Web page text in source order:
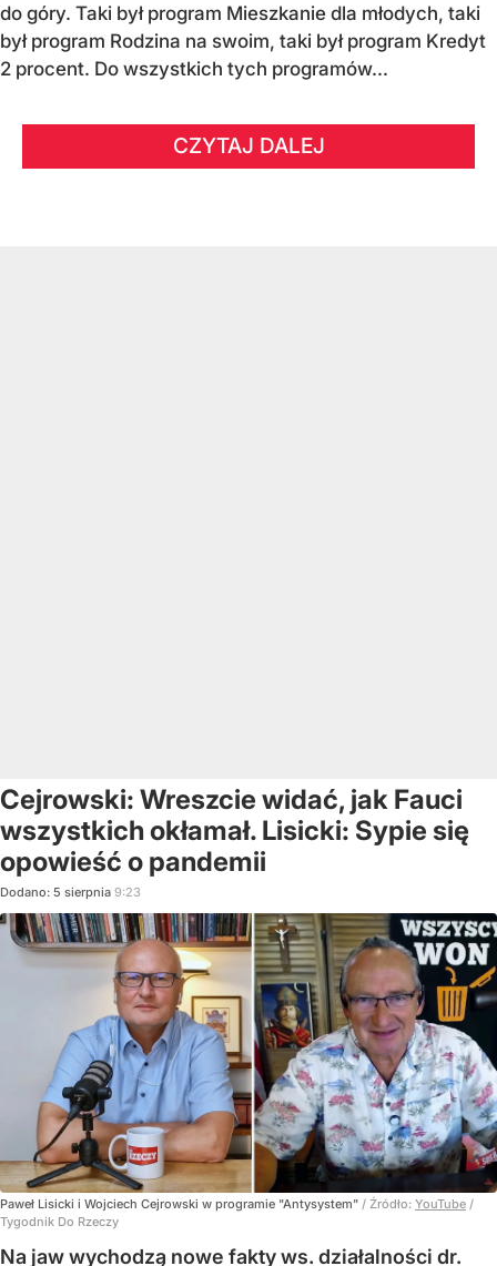
do góry. Taki był program Mieszkanie dla młodych, taki
był program Rodzina na swoim, taki był program Kredyt
2 procent. Do wszystkich tych programów...
CZYTAJ DALEJ
Cejrowski: Wreszcie widać, jak Fauci
wszystkich okłamał. Lisicki: Sypie się
opowieść o pandemii
Dodano: 5 sierpnia 9:23
Paweł Lisicki i Wojciech Cejrowski w programie "Antysystem" / Źródło: YouTube /
Tygodnik Do Rzeczy
Na jaw wychodzą nowe fakty ws. działalności dr.